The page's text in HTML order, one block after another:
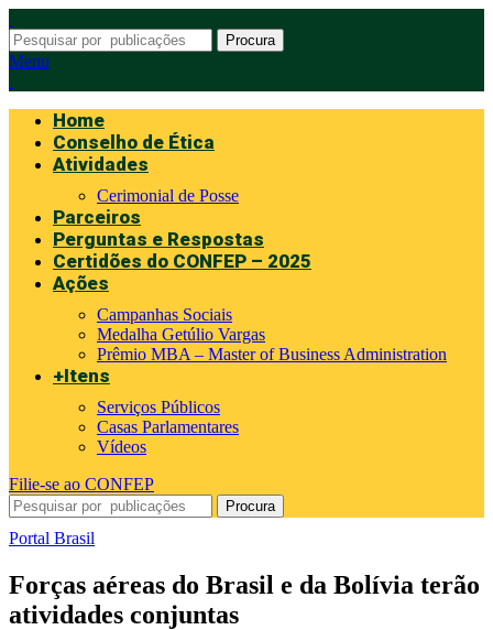
Procura
Menu
Home
Conselho de Ética
Atividades
Cerimonial de Posse
Parceiros
Perguntas e Respostas
Certidões do CONFEP – 2025
Ações
Campanhas Sociais
Medalha Getúlio Vargas
Prêmio MBA – Master of Business Administration
+Itens
Serviços Públicos
Casas Parlamentares
Vídeos
Filie-se ao CONFEP
Procura
Portal Brasil
Forças aéreas do Brasil e da Bolívia terão
atividades conjuntas